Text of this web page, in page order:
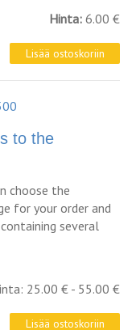
Hinta: 6.00 €
to the
choose the
for your order and
several
25.00 € - 55.00 €